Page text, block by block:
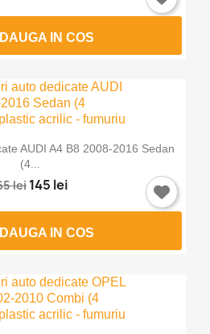
IN COS
AUDI A4 B8 2008-2016 Sedan
(4...
lei 145 lei
IN COS